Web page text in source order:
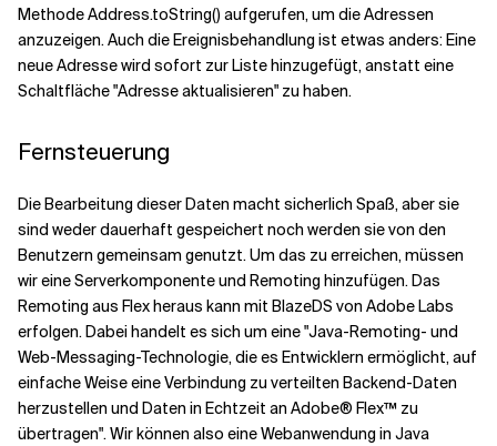
Methode Address.toString() aufgerufen, um die Adressen
anzuzeigen. Auch die Ereignisbehandlung ist etwas anders: Eine
neue Adresse wird sofort zur Liste hinzugefügt, anstatt eine
Schaltfläche "Adresse aktualisieren" zu haben.
Fernsteuerung
Die Bearbeitung dieser Daten macht sicherlich Spaß, aber sie
sind weder dauerhaft gespeichert noch werden sie von den
Benutzern gemeinsam genutzt. Um das zu erreichen, müssen
wir eine Serverkomponente und Remoting hinzufügen. Das
Remoting aus Flex heraus kann mit BlazeDS von Adobe Labs
erfolgen. Dabei handelt es sich um eine "Java-Remoting- und
Web-Messaging-Technologie, die es Entwicklern ermöglicht, auf
einfache Weise eine Verbindung zu verteilten Backend-Daten
herzustellen und Daten in Echtzeit an Adobe® Flex™ zu
übertragen". Wir können also eine Webanwendung in Java